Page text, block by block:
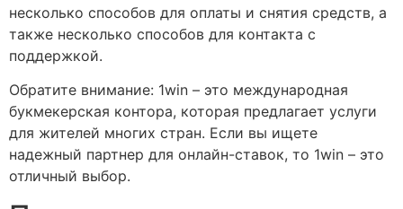
несколько способов для оплаты и снятия средств, а
также несколько способов для контакта с
поддержкой.
Обратите внимание: 1win – это международная
букмекерская контора, которая предлагает услуги
для жителей многих стран. Если вы ищете
надежный партнер для онлайн-ставок, то 1win – это
отличный выбор.